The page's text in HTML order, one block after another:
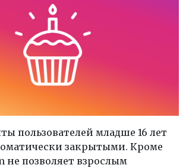
пользователей младше 16 лет
закрытыми. Кроме
не позволяет взрослым